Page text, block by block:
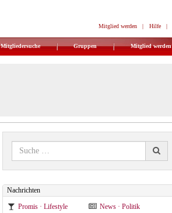
Mitglied werden | Hilfe |
Mitgliedersuche Gruppen Mitglied werden
Nachrichten
Promis · Lifestyle
News · Politik